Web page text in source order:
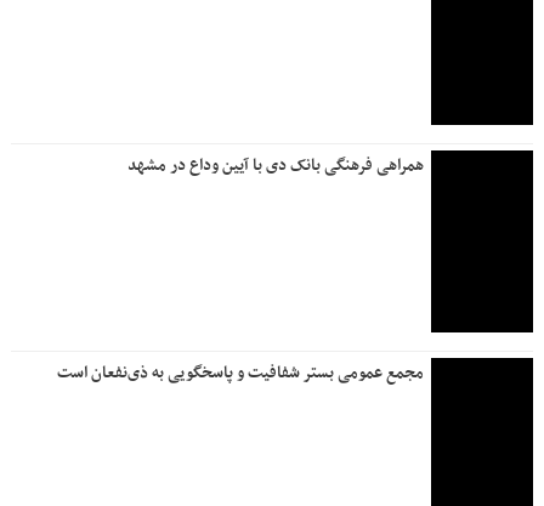
همراهی فرهنگی بانک دی با آیین وداع در مشهد
مجمع عمومی بستر شفافیت و پاسخگویی به ذی‌نفعان است